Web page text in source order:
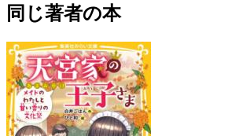
同じ著者の本